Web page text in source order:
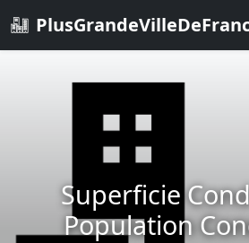
Superficie
Population